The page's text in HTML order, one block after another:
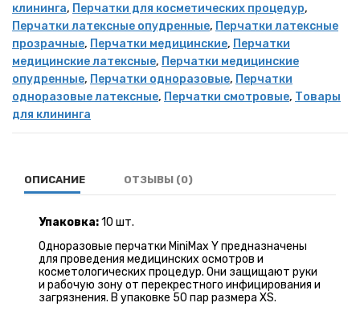
клининга, Перчатки для косметических процедур,
Перчатки латексные опудренные, Перчатки латексные
прозрачные, Перчатки медицинские, Перчатки
медицинские латексные, Перчатки медицинские
опудренные, Перчатки одноразовые, Перчатки
одноразовые латексные, Перчатки смотровые, Товары
для клининга
ОПИСАНИЕ ОТЗЫВЫ (0)
Упаковка:10 шт.
Одноразовые перчатки MiniMax Y предназначены
для проведения медицинских осмотров и
косметологических процедур. Они защищают руки
и рабочую зону от перекрестного инфицирования и
загрязнения. В упаковке 50 пар размера XS.